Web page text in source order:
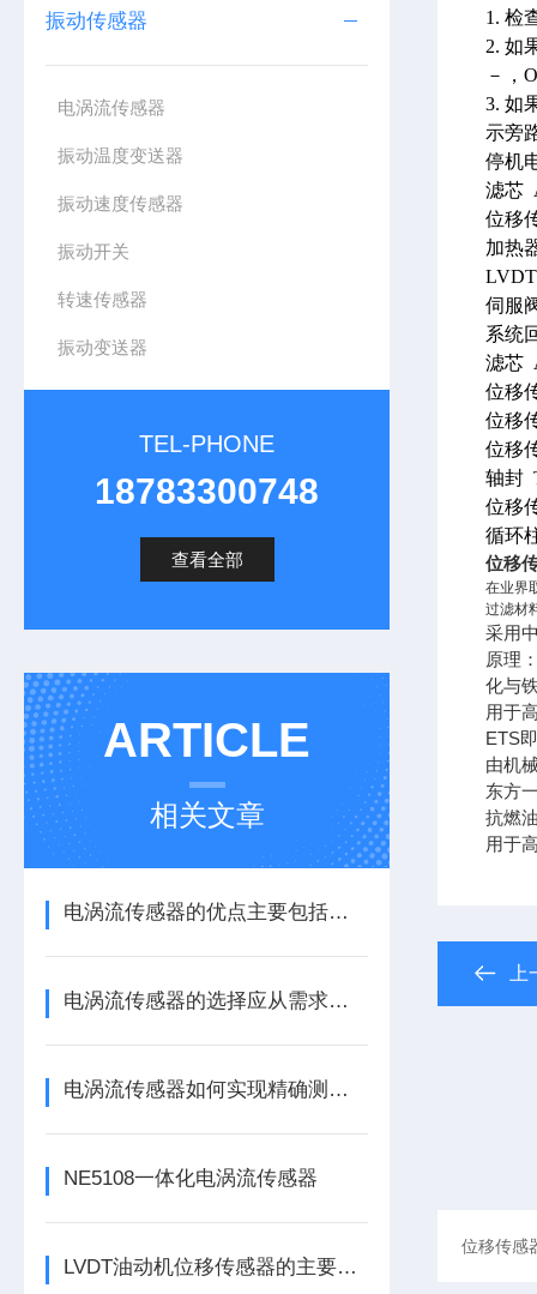
振动传感器
电涡流传感器
振动温度变送器
振动速度传感器
振动开关
转速传感器
振动变送器
TEL-PHONE
18783300748
查看全部
ARTICLE
相关文章
电涡流传感器的优点主要包括哪几点？
电涡流传感器的选择应从需求出发
电涡流传感器如何实现精确测量？
NE5108一体化电涡流传感器
LVDT油动机位移传感器的主要作用是什么？
1. 检
2. 如
－，
3. 如
示旁
停机
滤芯
位移
加热
伺服
系统
滤芯
位移
位移
位移
轴封
位移
循环
位移
在业界
过滤材
采用
原理
化与
用于
ETS
由机
东方
抗燃
用于